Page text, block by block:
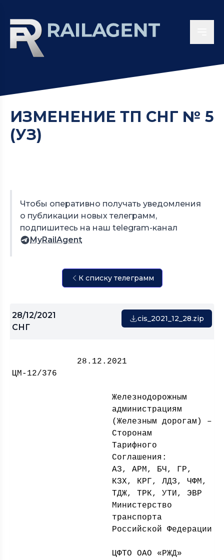
ИЗМЕНЕНИЕ ТП СНГ № 5
(УЗ)
Чтобы оперативно получать уведомления
о публикации новых телеграмм,
подпишитесь на наш telegram-канал
MyRailAgent
К списку телеграмм
28/12/2021
СНГ
cis_2021_12_28.zip
ЦМ-12/376
Железнодорожным
администрациям
(Железным дорогам) –
Сторонам
Тарифного
Соглашения:
АЗ, АРМ, БЧ, ГР,
КЗХ, КРГ, ЛДЗ, ЧФМ,
ТДЖ, ТРК, УТИ, ЭВР
Министерство
транспорта
Российской Федерации
ЦФТО ОАО «РЖД»